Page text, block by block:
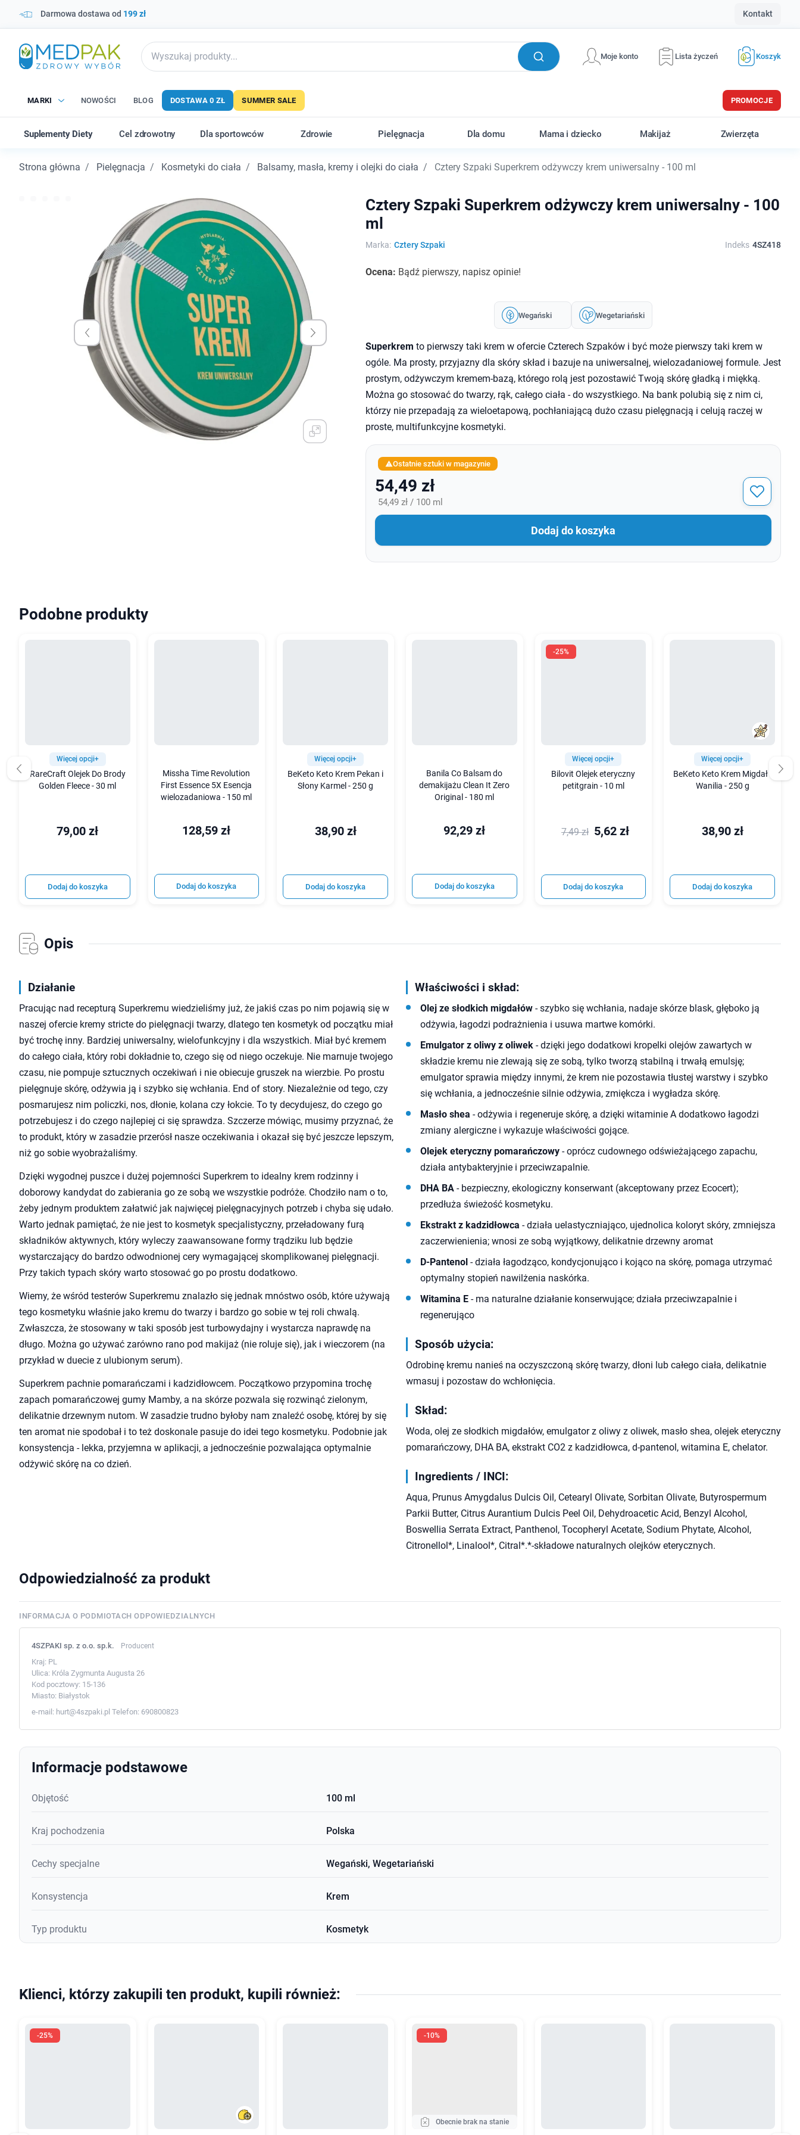
Darmowa dostawa od 199 zł Kontakt
Moje konto Lista życzeń Koszyk
MARKI NOWOŚCI BLOG DOSTAWA 0 ZŁ SUMMER SALE PROMOCJE
Suplementy Diety Cel zdrowotny Dla sportowców Zdrowie Pielęgnacja Dla domu Mama i dziecko Makijaż Zwierzęta
Strona główna Pielęgnacja Kosmetyki do ciała Balsamy, masła, kremy i olejki do ciała Cztery Szpaki Superkrem odżywczy krem uniwersalny - 100 ml
Cztery Szpaki Superkrem odżywczy krem uniwersalny - 100
ml
Marka: Cztery Szpaki Indeks 4SZ418
Ocena: Bądź pierwszy, napisz opinie!
Wegański Wegetariański
Superkrem to pierwszy taki krem w ofercie Czterech Szpaków i być może pierwszy taki krem w
ogóle. Ma prosty, przyjazny dla skóry skład i bazuje na uniwersalnej, wielozadaniowej formule. Jest
prostym, odżywczym kremem-bazą, którego rolą jest pozostawić Twoją skórę gładką i miękką.
Można go stosować do twarzy, rąk, całego ciała - do wszystkiego. Na bank polubią się z nim ci,
którzy nie przepadają za wieloetapową, pochłaniającą dużo czasu pielęgnacją i celują raczej w
proste, multifunkcyjne kosmetyki.
Ostatnie sztuki w magazynie
54,49 zł
54,49 zł / 100 ml
Dodaj do koszyka
Podobne produkty
Więcej opcji+
RareCraft Olejek Do Brody
Golden Fleece - 30 ml
79,00 zł
Dodaj do koszyka
Missha Time Revolution
First Essence 5X Esencja
wielozadaniowa - 150 ml
128,59 zł
Dodaj do koszyka
Więcej opcji+
BeKeto Keto Krem Pekan i
Słony Karmel - 250 g
38,90 zł
Dodaj do koszyka
Banila Co Balsam do
demakijażu Clean It Zero
Original - 180 ml
92,29 zł
Dodaj do koszyka
-25%
Więcej opcji+
Bilovit Olejek eteryczny
petitgrain - 10 ml
7,49 zł 5,62 zł
Dodaj do koszyka
Więcej opcji+
BeKeto Keto Krem Migdał i
Wanilia - 250 g
38,90 zł
Dodaj do koszyka
Opis
Działanie
Pracując nad recepturą Superkremu wiedzieliśmy już, że jakiś czas po nim pojawią się w
naszej ofercie kremy stricte do pielęgnacji twarzy, dlatego ten kosmetyk od początku miał
być trochę inny. Bardziej uniwersalny, wielofunkcyjny i dla wszystkich. Miał być kremem
do całego ciała, który robi dokładnie to, czego się od niego oczekuje. Nie marnuje twojego
czasu, nie pompuje sztucznych oczekiwań i nie obiecuje gruszek na wierzbie. Po prostu
pielęgnuje skórę, odżywia ją i szybko się wchłania. End of story. Niezależnie od tego, czy
posmarujesz nim policzki, nos, dłonie, kolana czy łokcie. To ty decydujesz, do czego go
potrzebujesz i do czego najlepiej ci się sprawdza. Szczerze mówiąc, musimy przyznać, że
to produkt, który w zasadzie przerósł nasze oczekiwania i okazał się być jeszcze lepszym,
niż go sobie wyobrażaliśmy.
Dzięki wygodnej puszce i dużej pojemności Superkrem to idealny krem rodzinny i
doborowy kandydat do zabierania go ze sobą we wszystkie podróże. Chodziło nam o to,
żeby jednym produktem załatwić jak najwięcej pielęgnacyjnych potrzeb i chyba się udało.
Warto jednak pamiętać, że nie jest to kosmetyk specjalistyczny, przeładowany furą
składników aktywnych, który wyleczy zaawansowane formy trądziku lub będzie
wystarczający do bardzo odwodnionej cery wymagającej skomplikowanej pielęgnacji.
Przy takich typach skóry warto stosować go po prostu dodatkowo.
Wiemy, że wśród testerów Superkremu znalazło się jednak mnóstwo osób, które używają
tego kosmetyku właśnie jako kremu do twarzy i bardzo go sobie w tej roli chwalą.
Zwłaszcza, że stosowany w taki sposób jest turbowydajny i wystarcza naprawdę na
długo. Można go używać zarówno rano pod makijaż (nie roluje się), jak i wieczorem (na
przykład w duecie z ulubionym serum).
Superkrem pachnie pomarańczami i kadzidłowcem. Początkowo przypomina trochę
zapach pomarańczowej gumy Mamby, a na skórze pozwala się rozwinąć zielonym,
delikatnie drzewnym nutom. W zasadzie trudno byłoby nam znaleźć osobę, której by się
ten aromat nie spodobał i to też doskonale pasuje do idei tego kosmetyku. Podobnie jak
konsystencja - lekka, przyjemna w aplikacji, a jednocześnie pozwalająca optymalnie
odżywić skórę na co dzień.
Właściwości i skład:
Olej ze słodkich migdałów - szybko się wchłania, nadaje skórze blask, głęboko ją
odżywia, łagodzi podrażnienia i usuwa martwe komórki.
Emulgator z oliwy z oliwek - dzięki jego dodatkowi kropelki olejów zawartych w
składzie kremu nie zlewają się ze sobą, tylko tworzą stabilną i trwałą emulsję;
emulgator sprawia między innymi, że krem nie pozostawia tłustej warstwy i szybko
się wchłania, a jednocześnie silnie odżywia, zmiękcza i wygładza skórę.
Masło shea - odżywia i regeneruje skórę, a dzięki witaminie A dodatkowo łagodzi
zmiany alergiczne i wykazuje właściwości gojące.
Olejek eteryczny pomarańczowy - oprócz cudownego odświeżającego zapachu,
działa antybakteryjnie i przeciwzapalnie.
DHA BA - bezpieczny, ekologiczny konserwant (akceptowany przez Ecocert);
przedłuża świeżość kosmetyku.
Ekstrakt z kadzidłowca - działa uelastyczniająco, ujednolica koloryt skóry, zmniejsza
zaczerwienienia; wnosi ze sobą wyjątkowy, delikatnie drzewny aromat
D-Pantenol - działa łagodząco, kondycjonująco i kojąco na skórę, pomaga utrzymać
optymalny stopień nawilżenia naskórka.
Witamina E - ma naturalne działanie konserwujące; działa przeciwzapalnie i
regenerująco
Sposób użycia:
Odrobinę kremu nanieś na oczyszczoną skórę twarzy, dłoni lub całego ciała, delikatnie
wmasuj i pozostaw do wchłonięcia.
Skład:
Woda, olej ze słodkich migdałów, emulgator z oliwy z oliwek, masło shea, olejek eteryczny
pomarańczowy, DHA BA, ekstrakt CO2 z kadzidłowca, d-pantenol, witamina E, chelator.
Ingredients / INCI:
Aqua, Prunus Amygdalus Dulcis Oil, Cetearyl Olivate, Sorbitan Olivate, Butyrospermum
Parkii Butter, Citrus Aurantium Dulcis Peel Oil, Dehydroacetic Acid, Benzyl Alcohol,
Boswellia Serrata Extract, Panthenol, Tocopheryl Acetate, Sodium Phytate, Alcohol,
Citronellol*, Linalool*, Citral*.*-składowe naturalnych olejków eterycznych.
Odpowiedzialność za produkt
INFORMACJA O PODMIOTACH ODPOWIEDZIALNYCH
4SZPAKI sp. z o.o. sp.k. Producent
Kraj: PL
Ulica: Króla Zygmunta Augusta 26
Kod pocztowy: 15-136
Miasto: Białystok
e-mail: hurt@4szpaki.pl Telefon: 690800823
Informacje podstawowe
Objętość 100 ml
Kraj pochodzenia Polska
Cechy specjalne Wegański, Wegetariański
Konsystencja Krem
Typ produktu Kosmetyk
Klienci, którzy zakupili ten produkt, kupili również:
-25% -10%
Obecnie brak na stanie